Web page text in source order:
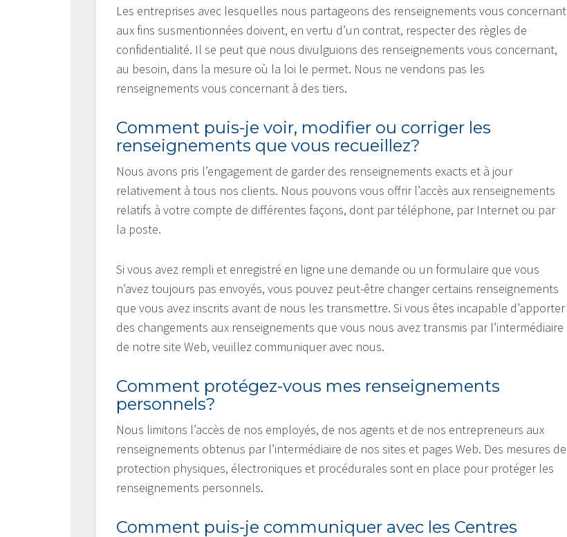
Les entreprises avec lesquelles nous partageons des renseignements vous concernant
aux fins susmentionnées doivent, en vertu d’un contrat, respecter des règles de
confidentialité. Il se peut que nous divulguions des renseignements vous concernant,
au besoin, dans la mesure où la loi le permet. Nous ne vendons pas les
renseignements vous concernant à des tiers.
Comment puis-je voir, modifier ou corriger les
renseignements que vous recueillez?
Nous avons pris l’engagement de garder des renseignements exacts et à jour
relativement à tous nos clients. Nous pouvons vous offrir l’accès aux renseignements
relatifs à votre compte de différentes façons, dont par téléphone, par Internet ou par
la poste.
Si vous avez rempli et enregistré en ligne une demande ou un formulaire que vous
n’avez toujours pas envoyés, vous pouvez peut-être changer certains renseignements
que vous avez inscrits avant de nous les transmettre. Si vous êtes incapable d’apporter
des changements aux renseignements que vous nous avez transmis par l’intermédiaire
de notre site Web, veuillez communiquer avec nous.
Comment protégez-vous mes renseignements
personnels?
Nous limitons l’accès de nos employés, de nos agents et de nos entrepreneurs aux
renseignements obtenus par l’intermédiaire de nos sites et pages Web. Des mesures de
protection physiques, électroniques et procédurales sont en place pour protéger les
renseignements personnels.
Comment puis-je communiquer avec les Centres